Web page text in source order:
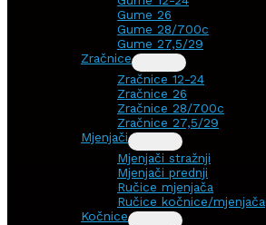
Gume 26
Gume 28/700c
Gume 27,5/29
Zračnice
Zračnice 12-24
Zračnice 26
Zračnice 28/700c
Zračnice 27,5/29
Mjenjači
Mjenjači stražnji
Mjenjači prednji
Ručice mjenjača
Ručice kočnice/mjenjača
Kočnice